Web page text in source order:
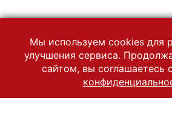
Мы используем cookies для
улучшения сервиса.
сайтом, вы соглашаетесь с